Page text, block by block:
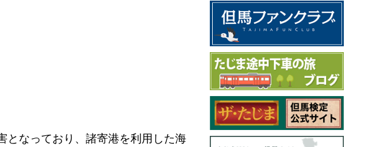
となっており、諸寄港を利用した海